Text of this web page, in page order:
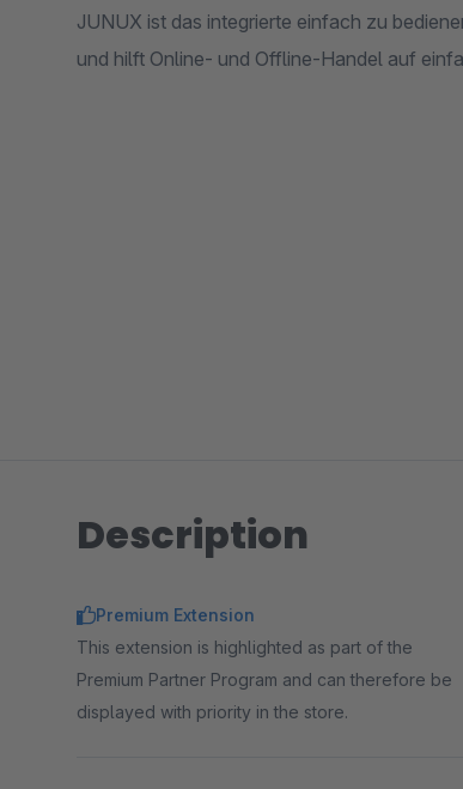
JUNUX ist das integrierte einfach zu
und hilft Online- und Offline-Handel auf
Description
Premium Extension
This extension is highlighted as part of the
Premium Partner Program and can therefore be
displayed with priority in the store.